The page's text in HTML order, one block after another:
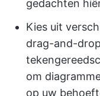
gedachten
Kies uit
drag-and-
om
op uw